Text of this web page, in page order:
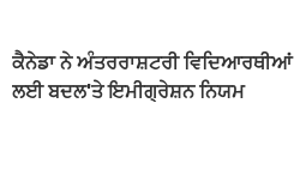
ਕੈਨੇਡਾ ਨੇ ਅੰਤਰਰਾਸ਼ਟਰੀ ਵਿਦਿਆਰਥੀਆਂ
ਲਈ ਬਦਲ'ਤੇ ਇਮੀਗ੍ਰੇਸ਼ਨ ਨਿਯਮ